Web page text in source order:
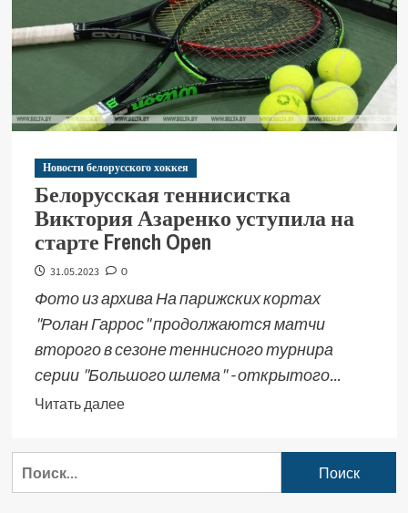
Новости белорусского хоккея
Белорусская теннисистка
Виктория Азаренко уступила на
старте French Open
31.05.2023 0
Фото из архива На парижских кортах
"Ролан Гаррос" продолжаются матчи
второго в сезоне теннисного турнира
серии "Большого шлема" - открытого...
Читать далее